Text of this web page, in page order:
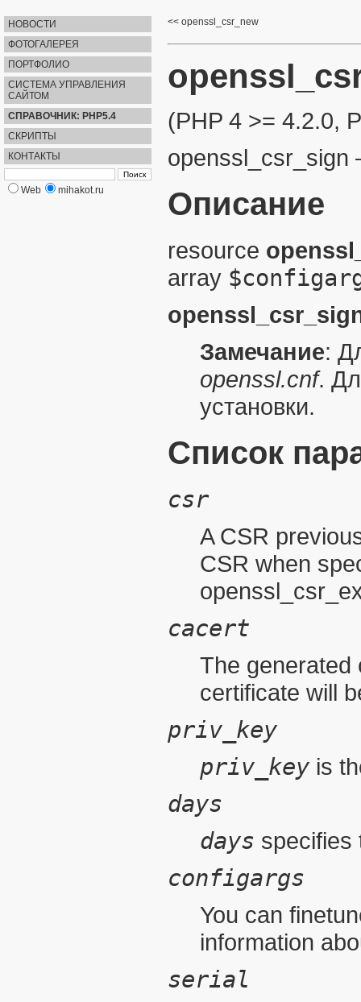
НОВОСТИ
ФОТОГАЛЕРЕЯ
ПОРТФОЛИО
СИСТЕМА УПРАВЛЕНИЯ
САЙТОМ
СПРАВОЧНИК: PHP5.4
СКРИПТЫ
КОНТАКТЫ
Web mihakot.ru
openssl_csr_new
(PHP 4 >= 4.2.0,
openssl_csr_sign
Описание
resource
array
Замечание:
openssl.cnf.
установки.
Список
csr
A CSR
CSR when
cacert
The
certificate will
priv_key
priv_key is
days
days specifies
configargs
You can
information
serial